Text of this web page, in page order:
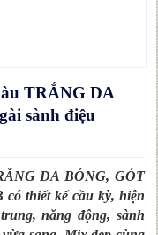
TRẮNG DA
sành điệu
DA BÓNG, GÓT
có thiết kế cầu kỳ, hiện
năng động, sành